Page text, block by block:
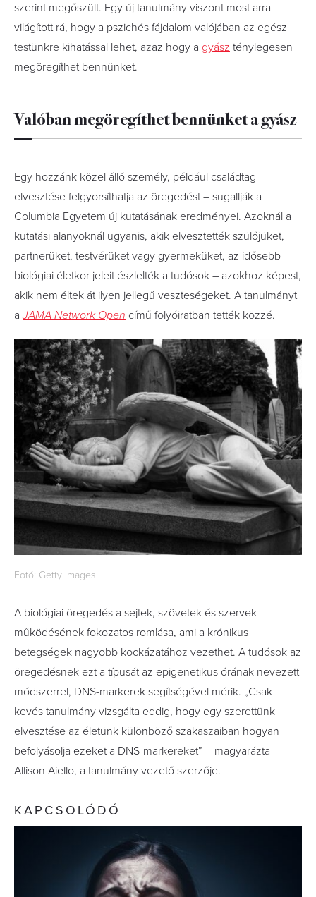
szerint megőszült. Egy új tanulmány viszont most arra
világított rá, hogy a pszichés fájdalom valójában az egész
testünkre kihatással lehet, azaz hogy a gyász ténylegesen
megöregíthet bennünket.
Valóban megöregíthet bennünket a gyász
Egy hozzánk közel álló személy, például családtag
elvesztése felgyorsíthatja az öregedést – sugallják a
Columbia Egyetem új kutatásának eredményei. Azoknál a
kutatási alanyoknál ugyanis, akik elvesztették szülőjüket,
partnerüket, testvérüket vagy gyermeküket, az idősebb
biológiai életkor jeleit észlelték a tudósok – azokhoz képest,
akik nem éltek át ilyen jellegű veszteségeket. A tanulmányt
a JAMA Network Open című folyóiratban tették közzé.
Fotó: Getty Images
A biológiai öregedés a sejtek, szövetek és szervek
működésének fokozatos romlása, ami a krónikus
betegségek nagyobb kockázatához vezethet. A tudósok az
öregedésnek ezt a típusát az epigenetikus órának nevezett
módszerrel, DNS-markerek segítségével mérik. „Csak
kevés tanulmány vizsgálta eddig, hogy egy szerettünk
elvesztése az életünk különböző szakaszaiban hogyan
befolyásolja ezeket a DNS-markereket” – magyarázta
Allison Aiello, a tanulmány vezető szerzője.
KAPCSOLÓDÓ